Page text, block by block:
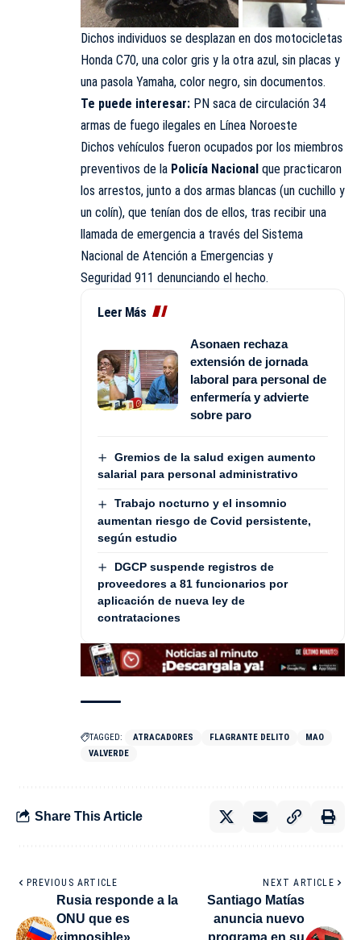
Dichos individuos se desplazan en dos motocicletas
Honda C70, una color gris y la otra azul, sin placas y
una pasola Yamaha, color negro, sin documentos.
Te puede interesar: PN saca de circulación 34
armas de fuego ilegales en Línea Noroeste
Dichos vehículos fueron ocupados por los miembros
preventivos de la Policía Nacional que practicaron
los arrestos, junto a dos armas blancas (un cuchillo y
un colín), que tenían dos de ellos, tras recibir una
llamada de emergencia a través del Sistema
Nacional de Atención a Emergencias y
Seguridad 911 denunciando el hecho.
Leer Más
Asonaen rechaza
extensión de jornada
laboral para personal de
enfermería y advierte
sobre paro
Gremios de la salud exigen aumento
salarial para personal administrativo
Trabajo nocturno y el insomnio
aumentan riesgo de Covid persistente,
según estudio
DGCP suspende registros de
proveedores a 81 funcionarios por
aplicación de nueva ley de
contrataciones
TAGGED: ATRACADORES FLAGRANTE DELITO
MAO
VALVERDE
Share This Article
PREVIOUS ARTICLE
Rusia responde a la
ONU que es
«imposible»
NEXT ARTICLE
Santiago Matías
anuncia nuevo
programa en su